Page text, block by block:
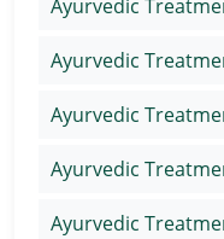
Ayurvedic
Ayurvedic
Ayurvedic
Ayurvedic
Ayurvedic